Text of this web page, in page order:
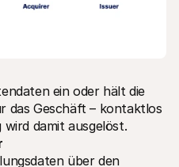
ein oder hält die
das Geschäft – kontaktlos
damit ausgelöst.
über den